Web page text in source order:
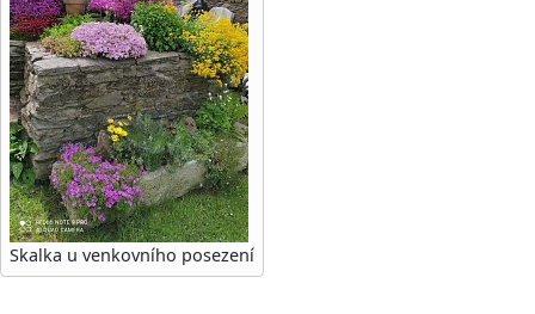
Skalka u venkovního posezení